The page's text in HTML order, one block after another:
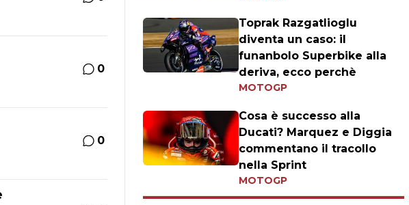
0
0
Toprak Razgatlioglu
diventa un caso: il
funanbolo Superbike alla
deriva, ecco perchè
MOTOGP
Cosa è successo alla
Ducati? Marquez e Diggia
commentano il tracollo
nella Sprint
MOTOGP